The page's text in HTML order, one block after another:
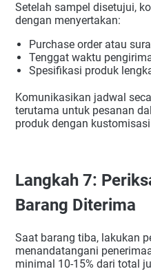
Setelah sampel disetujui,
dengan menyertakan:
Purchase order atau
Tenggat waktu
Spesifikasi produk
Komunikasikan jadwal
terutama untuk pesanan
produk dengan
Langkah 7:
Barang Diterima
Saat barang tiba, lakukan
menandatangani
minimal 10-15% dari total